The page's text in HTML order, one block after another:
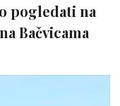
pogledati na
Bačvicama